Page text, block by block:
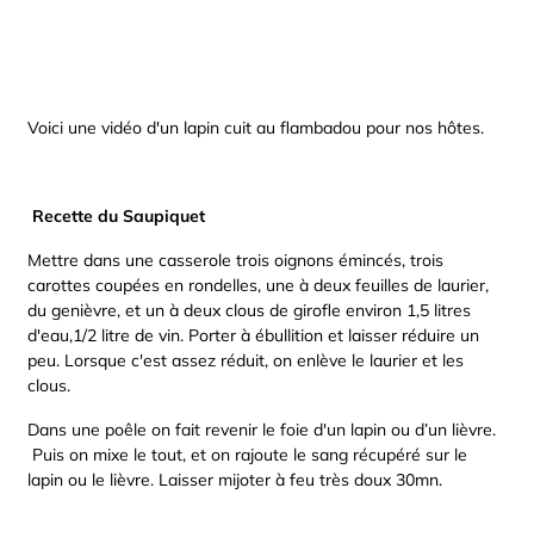
Voici une vidéo d'un lapin cuit au flambadou pour nos hôtes.
Recette du Saupiquet
Mettre dans une casserole trois oignons émincés, trois
carottes coupées en rondelles, une à deux feuilles de laurier,
du genièvre, et un à deux clous de girofle environ 1,5 litres
d'eau,1/2 litre de vin. Porter à ébullition et laisser réduire un
peu. Lorsque c'est assez réduit, on enlève le laurier et les
clous.
Dans une poêle on fait revenir le foie d'un lapin ou d’un lièvre.
Puis on mixe le tout, et on rajoute le sang récupéré sur le
lapin ou le lièvre. Laisser mijoter à feu très doux 30mn.